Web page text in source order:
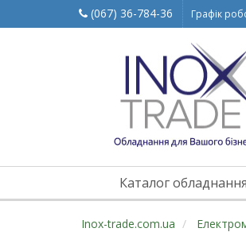
(067) 36-784-36 Графік
Каталог обладнання
Inox-trade.com.ua